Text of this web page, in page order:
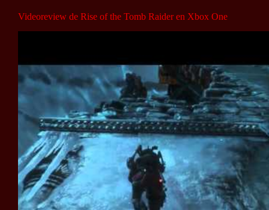
Videoreview de Rise of the Tomb Raider en Xbox One